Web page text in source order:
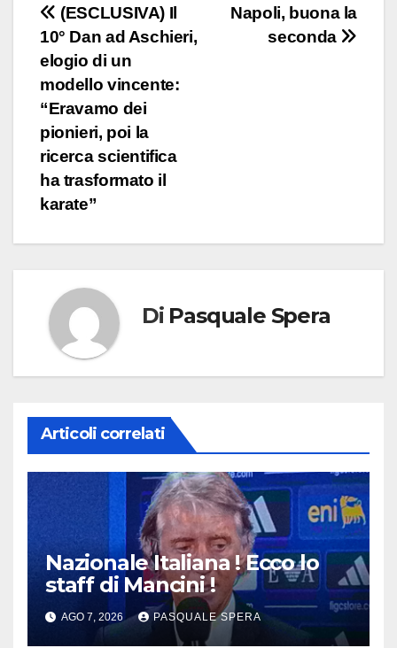
Navigazione
articoli
Napoli, buona la
seconda
(ESCLUSIVA) Il
10° Dan ad Aschieri,
elogio di un
modello vincente:
“Eravamo dei
pionieri, poi la
ricerca scientifica
ha trasformato il
karate”
Di Pasquale Spera
Articoli correlati
Nazionale Italiana ! Ecco lo
staff di Mancini !
AGO 7, 2026 PASQUALE SPERA